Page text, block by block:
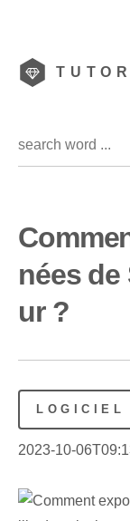
nées de
ur ?
LOGICIEL
2023-10-